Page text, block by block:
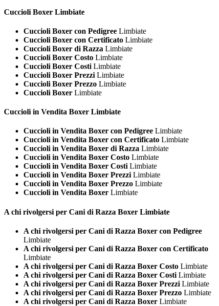
Cuccioli Boxer Limbiate
Cuccioli Boxer con Pedigree Limbiate
Cuccioli Boxer con Certificato Limbiate
Cuccioli Boxer di Razza Limbiate
Cuccioli Boxer Costo Limbiate
Cuccioli Boxer Costi Limbiate
Cuccioli Boxer Prezzi Limbiate
Cuccioli Boxer Prezzo Limbiate
Cuccioli Boxer Limbiate
Cuccioli in Vendita Boxer Limbiate
Cuccioli in Vendita Boxer con Pedigree Limbiate
Cuccioli in Vendita Boxer con Certificato Limbiate
Cuccioli in Vendita Boxer di Razza Limbiate
Cuccioli in Vendita Boxer Costo Limbiate
Cuccioli in Vendita Boxer Costi Limbiate
Cuccioli in Vendita Boxer Prezzi Limbiate
Cuccioli in Vendita Boxer Prezzo Limbiate
Cuccioli in Vendita Boxer Limbiate
A chi rivolgersi per Cani di Razza Boxer Limbiate
A chi rivolgersi per Cani di Razza Boxer con Pedigree
Limbiate
A chi rivolgersi per Cani di Razza Boxer con Certificato
Limbiate
A chi rivolgersi per Cani di Razza Boxer Costo Limbiate
A chi rivolgersi per Cani di Razza Boxer Costi Limbiate
A chi rivolgersi per Cani di Razza Boxer Prezzi Limbiate
A chi rivolgersi per Cani di Razza Boxer Prezzo Limbiate
A chi rivolgersi per Cani di Razza Boxer Limbiate